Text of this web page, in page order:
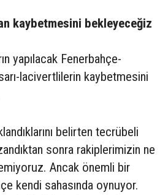
kaybetmesini bekleyeceğiz
yapılacak Fenerbahçe-
lacivertlilerin kaybetmesini
belirten tecrübeli
sonra rakiplerimizin ne
Ancak önemli bir
kendi sahasında oynuyor.